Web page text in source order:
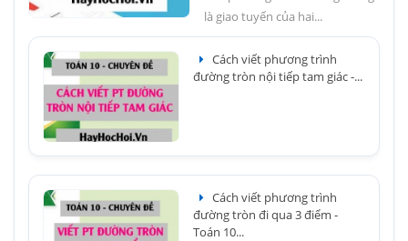
là giao tuyến của hai...
Cách viết phương trình
đường tròn nội tiếp tam giác -...
Cách viết phương trình
đường tròn đi qua 3 điểm -
Toán 10...